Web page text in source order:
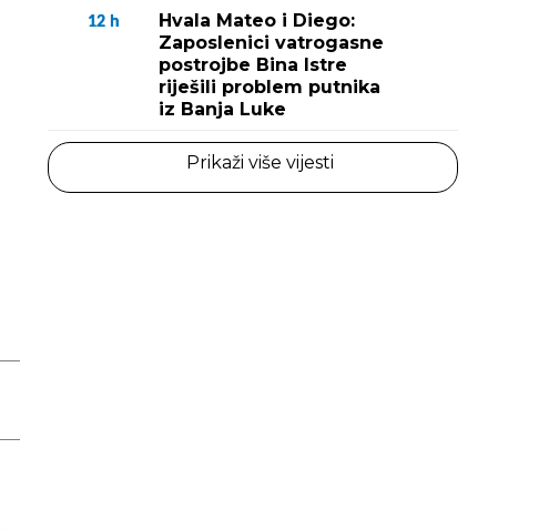
12 h
Hvala Mateo i Diego:
Zaposlenici vatrogasne
postrojbe Bina Istre
riješili problem putnika
iz Banja Luke
Prikaži više vijesti